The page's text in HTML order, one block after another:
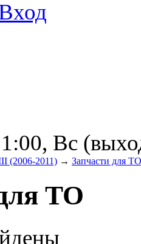
Вс
(2006-2011) → Запчасти для ТО
ТО